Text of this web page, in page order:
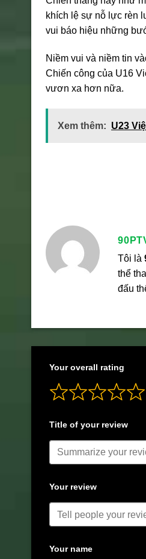
khích lệ sự nỗ lực rèn
vui báo hiệu những
Niềm vui và niềm tin
Chiến công của U16
vươn xa hơn nữa.
Xem thêm: U23
Tôi là
thể
đấu
Your overall rating
Title of your review
Your review
Your name